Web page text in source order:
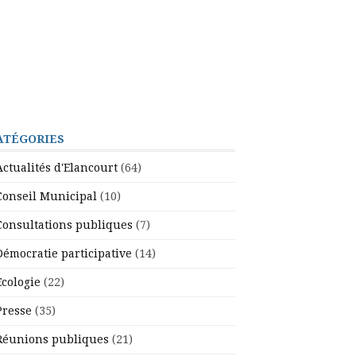
d'Elancourt (64)
Municipal (10)
publiques (7)
participative (14)
(22)
(35)
publiques (21)